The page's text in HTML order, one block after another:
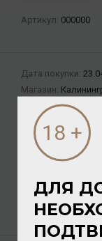
Артикул: 000000
Дата покупки:
Магазин:
Артикул:000000
ДЛЯ